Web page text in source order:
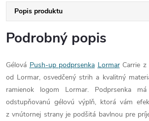
Popis produktu
Podrobný popis
Gélová Push-up podprsenka LormarCarrie z
od Lormar, osvedčený strih a kvalitný
ramienok logom Lormar. Podprsenka
odstupňovanú gélovú výplň, ktorá vám
z vnútornej strany je podšitá bavlnou pre